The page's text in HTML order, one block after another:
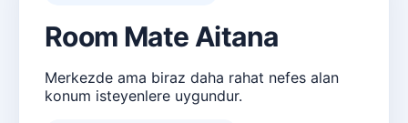
Room Mate Aitana
Merkezde ama biraz daha rahat nefes alan
konum isteyenlere uygundur.